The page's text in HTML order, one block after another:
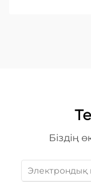
Біздің